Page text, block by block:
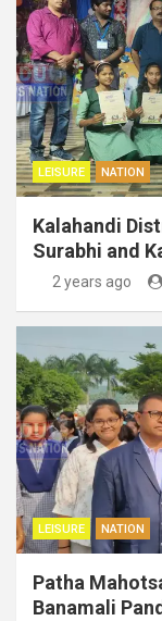
LEISURE NATION
Kalahandi
Surabhi and
2 years ago
LEISURE NATION
Patha
Banamali